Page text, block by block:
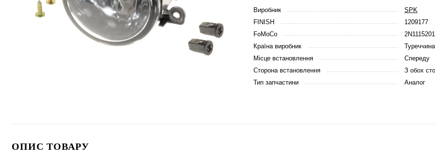
Виробник
SPK
FINISH
1209177
FoMoCo
Країна виробник
Туреччина
Місце встановлення
Спереду
Сторона встановлення
З обох
Тип запчастини
Аналог
ОПИС ТОВАРУ